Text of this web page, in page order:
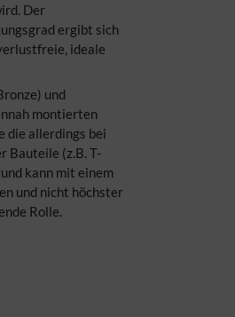
Der
ergibt sich
ideale
und
montierten
die allerdings bei
Bauteile (z.B. T-
kann mit einem
und nicht höchster
Rolle.